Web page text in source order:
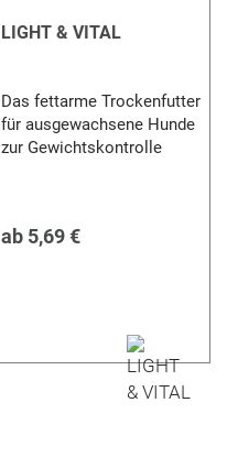
LIGHT & VITAL
Das fettarme Trockenfutter
für ausgewachsene Hunde
zur Gewichtskontrolle
ab 5,69 €